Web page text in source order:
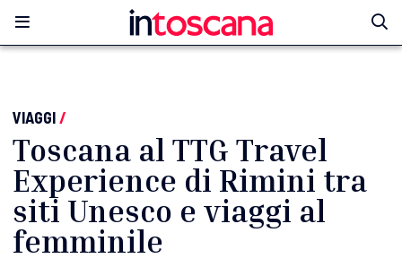
VIAGGI/
Toscana al TTG Travel
Experience di Rimini tra
siti Unesco e viaggi al
femminile